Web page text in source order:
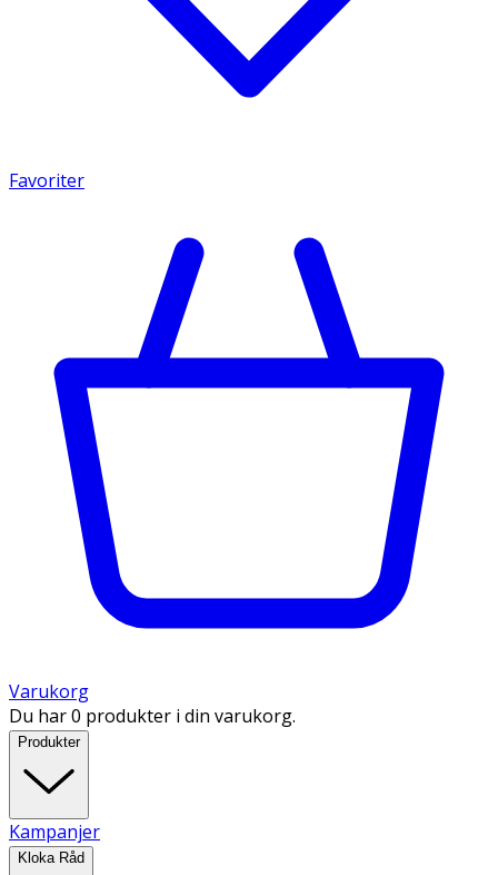
Favoriter
Varukorg
Du har 0 produkter i din varukorg.
Produkter
Kampanjer
Kloka Råd